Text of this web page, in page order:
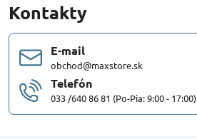
Kontakty
E-mail
obchod@maxstore.sk
Telefón
033 /640 86 81 (Po-Pia: 9:00 - 17:00)